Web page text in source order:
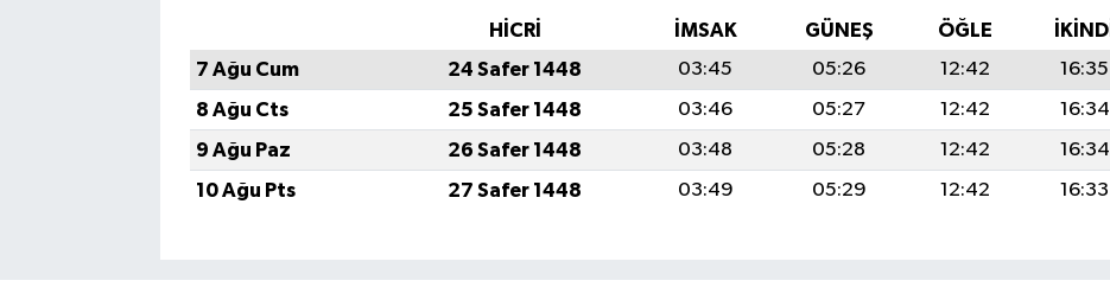
HİCRİ İMSAK GÜNEŞ ÖĞLE İKINDI
7 Ağu Cum
24 Safer 1448 03:45 05:26 12:42 16:35
8 Ağu Cts
25 Safer 1448 03:46 05:27 12:42 16:34
9 Ağu Paz
26 Safer 1448 03:48 05:28 12:42 16:34
10 Ağu Pts
27 Safer 1448 03:49 05:29 12:42 16:33